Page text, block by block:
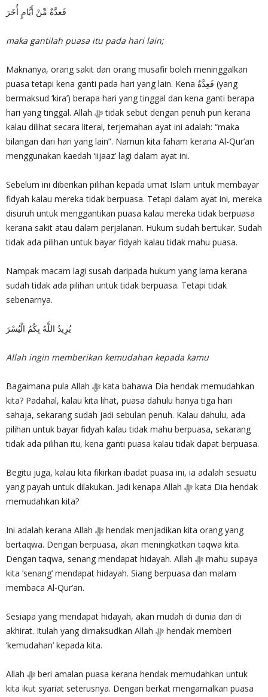
فَعدَّةٌ مِّنْ أَيَّامٍ أُخَرَ
maka gantilah puasa itu pada hari lain;
Maknanya, orang sakit dan orang musafir boleh meninggalkan
puasa tetapi kena ganti pada hari yang lain. Kena فَعِدَّةٌ (yang
bermaksud ‘kira’) berapa hari yang tinggal dan kena ganti berapa
hari yang tinggal. Allah ‎ﷻ tidak sebut dengan penuh pun kerana
kalau dilihat secara literal, terjemahan ayat ini adalah: “maka
bilangan dari hari yang lain”. Namun kita faham kerana Al-Qur’an
menggunakan kaedah ‘iijaaz’ lagi dalam ayat ini.
Sebelum ini diberikan pilihan kepada umat Islam untuk membayar
fidyah kalau mereka tidak berpuasa. Tetapi dalam ayat ini, mereka
disuruh untuk menggantikan puasa kalau mereka tidak berpuasa
kerana sakit atau dalam perjalanan. Hukum sudah bertukar. Sudah
tidak ada pilihan untuk bayar fidyah kalau tidak mahu puasa.
Nampak macam lagi susah daripada hukum yang lama kerana
sudah tidak ada pilihan untuk tidak berpuasa. Tetapi tidak
sebenarnya.
يُرِيدُ اللَّهُ بِكُمُ الْيُسْرَ
Allah ingin memberikan kemudahan kepada kamu
Bagaimana pula Allah ‎ﷻ kata bahawa Dia hendak memudahkan
kita? Padahal, kalau kita lihat, puasa dahulu hanya tiga hari
sahaja, sekarang sudah jadi sebulan penuh. Kalau dahulu, ada
pilihan untuk bayar fidyah kalau tidak mahu berpuasa, sekarang
tidak ada pilihan itu, kena ganti puasa kalau tidak dapat berpuasa.
Begitu juga, kalau kita fikirkan ibadat puasa ini, ia adalah sesuatu
yang payah untuk dilakukan. Jadi kenapa Allah ‎ﷻ kata Dia hendak
memudahkan kita?
Ini adalah kerana Allah ‎ﷻ hendak menjadikan kita orang yang
bertaqwa. Dengan berpuasa, akan meningkatkan taqwa kita.
Dengan taqwa, senang mendapat hidayah. Allah ‎ﷻ mahu supaya
kita ‘senang’ mendapat hidayah. Siang berpuasa dan malam
membaca Al-Qur’an.
Sesiapa yang mendapat hidayah, akan mudah di dunia dan di
akhirat. Itulah yang dimaksudkan Allah ‎ﷻ hendak memberi
‘kemudahan’ kepada kita.
Allah ‎ﷻ beri amalan puasa kerana hendak memudahkan untuk
kita ikut syariat seterusnya. Dengan berkat mengamalkan puasa